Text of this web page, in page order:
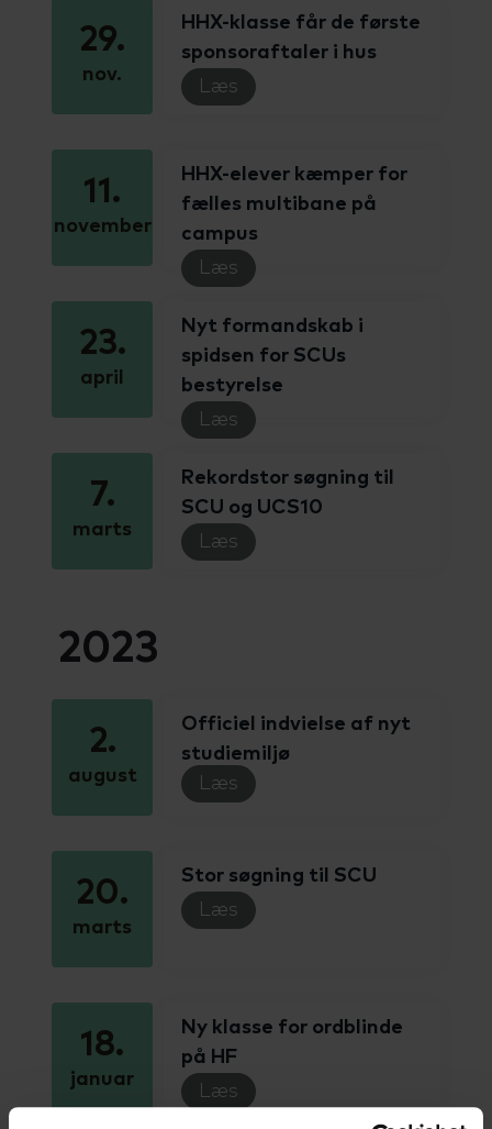
29.
nov.
HHX-klasse får de første
sponsoraftaler i hus
Læs
11.
november
HHX-elever kæmper for
fælles multibane på
campus
Læs
23.
april
Nyt formandskab i
spidsen for SCUs
bestyrelse
Læs
7.
marts
Rekordstor søgning til
SCU og UCS10
Læs
2023
2.
august
Officiel indvielse af nyt
studiemiljø
Læs
20.
marts
Stor søgning til SCU
Læs
18.
januar
Ny klasse for ordblinde
på HF
Læs